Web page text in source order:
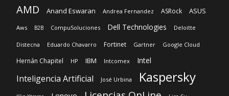
AMD Anand Eswaran Andrea Fernandez ASRock ASUS
Aws B2B CompuSoluciones Dell Technologies Deloitte
Distecna Eduardo Chavarro Fortinet Gartner Google Cloud
Hernán Chapitel HP IBM Intcomex Intel
Inteligencia Artificial José Urbina Kaspersky